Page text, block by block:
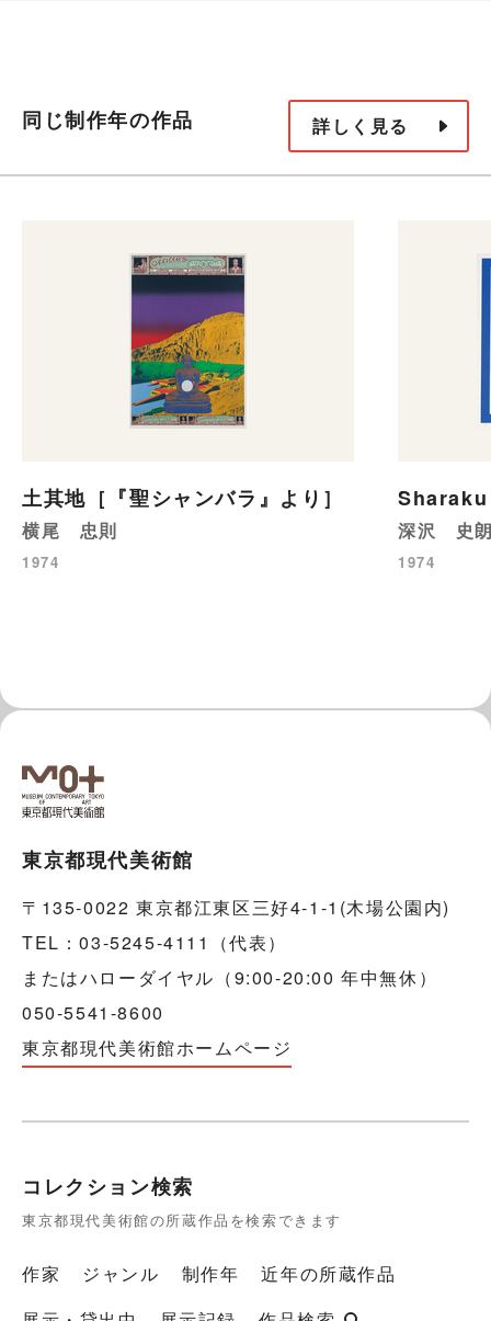
同じ制作年の作品 詳しく見る
土其地［『聖シャンバラ』より］
横尾 忠則
1974
深沢 史
1974
東京都現代美術館
〒135-0022 東京都江東区三好4-1-1(木場公園内)
TEL：03-5245-4111（代表）
またはハローダイヤル（9:00-20:00 年中無休）
050-5541-8600
東京都現代美術館ホームページ
コレクション検索
東京都現代美術館の所蔵作品を検索できます
作家 ジャンル 制作年
近年の所蔵作品